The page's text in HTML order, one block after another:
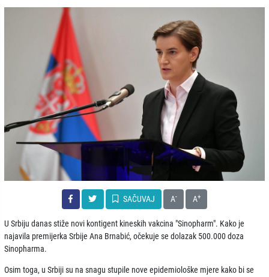
SAČUVAJ A- A+
U Srbiju danas stiže novi kontigent kineskih vakcina "Sinopharm". Kako je
najavila premijerka Srbije Ana Brnabić, očekuje se dolazak 500.000 doza
Sinopharma.
Osim toga, u Srbiji su na snagu stupile nove epidemiološke mjere kako bi se